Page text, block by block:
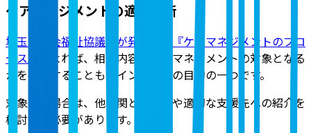
ケアマネジメントの適否判断
埼玉県社会福祉協議会が発行する『ケアマネジメントのプロ
セス』
によれば、相談内容がケアマネジメントの対象となる
かを判断することも、インテークの目的の一つです。
対象外の場合は、他機関との連携や適切な支援先への紹介を
検討する必要があります。